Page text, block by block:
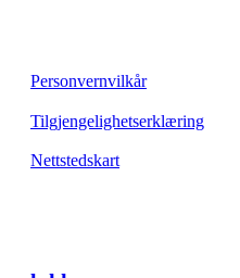
Personvernvilkår
Tilgjengelighetserklæring
Nettstedskart